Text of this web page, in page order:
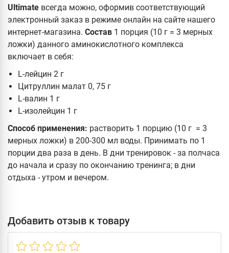
Ultimate всегда можно, оформив соответствующий
электронный заказ в режиме онлайн на сайте нашего
интернет-магазина. Состав 1 порция (10 г = 3 мерных
ложки) данного аминокислотного комплекса
включает в себя:
L-лейцин 2 г
Цитруллин малат 0, 75 г
L-валин 1 г
L-изолейцин 1 г
Способ применения: растворить 1 порцию (10 г = 3
мерных ложки) в 200-300 мл воды. Принимать по 1
порции два раза в день. В дни тренировок - за полчаса
до начала и сразу по окончанию тренинга; в дни
отдыха - утром и вечером.
Добавить отзыв к товару